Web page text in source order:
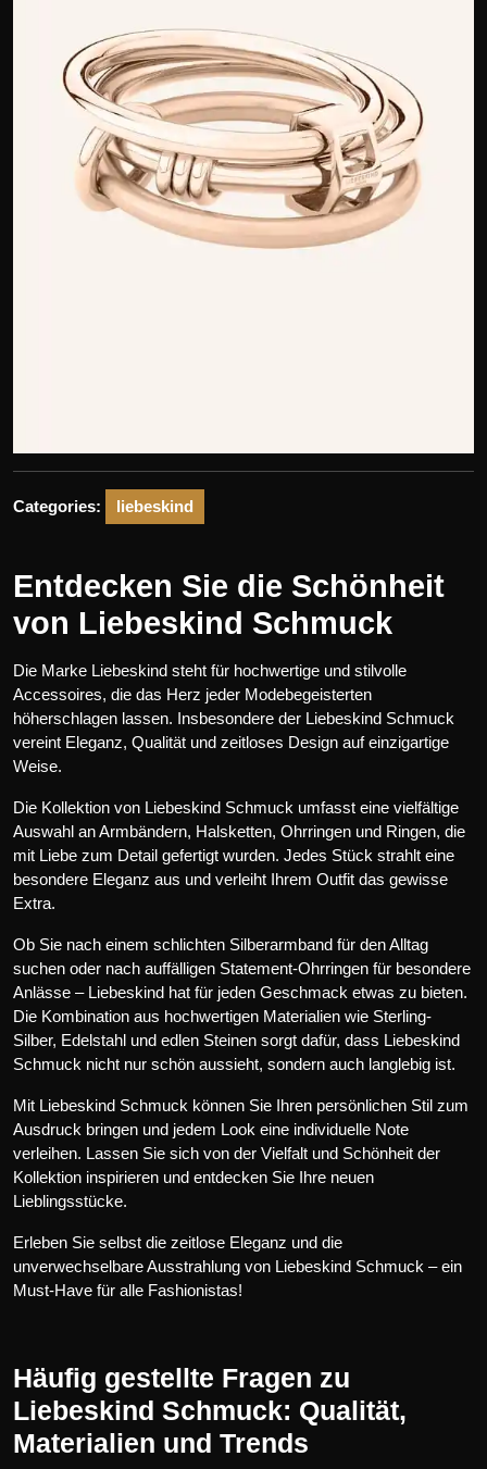
Categories: liebeskind
Entdecken Sie die Schönheit
von Liebeskind Schmuck
Die Marke Liebeskind steht für hochwertige und stilvolle
Accessoires, die das Herz jeder Modebegeisterten
höherschlagen lassen. Insbesondere der Liebeskind Schmuck
vereint Eleganz, Qualität und zeitloses Design auf einzigartige
Weise.
Die Kollektion von Liebeskind Schmuck umfasst eine vielfältige
Auswahl an Armbändern, Halsketten, Ohrringen und Ringen, die
mit Liebe zum Detail gefertigt wurden. Jedes Stück strahlt eine
besondere Eleganz aus und verleiht Ihrem Outfit das gewisse
Extra.
Ob Sie nach einem schlichten Silberarmband für den Alltag
suchen oder nach auffälligen Statement-Ohrringen für besondere
Anlässe – Liebeskind hat für jeden Geschmack etwas zu bieten.
Die Kombination aus hochwertigen Materialien wie Sterling-
Silber, Edelstahl und edlen Steinen sorgt dafür, dass Liebeskind
Schmuck nicht nur schön aussieht, sondern auch langlebig ist.
Mit Liebeskind Schmuck können Sie Ihren persönlichen Stil zum
Ausdruck bringen und jedem Look eine individuelle Note
verleihen. Lassen Sie sich von der Vielfalt und Schönheit der
Kollektion inspirieren und entdecken Sie Ihre neuen
Lieblingsstücke.
Erleben Sie selbst die zeitlose Eleganz und die
unverwechselbare Ausstrahlung von Liebeskind Schmuck – ein
Must-Have für alle Fashionistas!
Häufig gestellte Fragen zu
Liebeskind Schmuck: Qualität,
Materialien und Trends